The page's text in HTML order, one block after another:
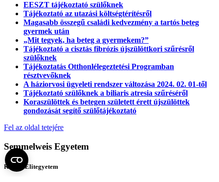
EESZT tájékoztató szülőknek
Tájékoztató az utazási költségtérítésről
Magasabb összegű családi kedvezmény a tartós beteg
gyermek után
„Mit tegyek, ha beteg a gyermekem?”
Tájékoztató a cisztás fibrózis újszülöttkori szűrésről
szülőknek
Tájékoztatás Otthonlélegeztetési Programban
résztvevőknek
A háziorvosi ügyeleti rendszer változása 2024. 02. 01-től
Tájékoztató szülőknek a biliaris atresia szűréséről
Koraszülöttek és betegen született érett újszülöttek
gondozását segítő szülőtájékoztató
Fel az oldal tetejére
Semmelweis Egyetem
Kutató-Elitegyetem